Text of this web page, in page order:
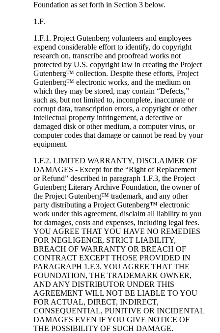
Foundation as set forth in Section 3 below.
1.F.
1.F.1. Project Gutenberg volunteers and employees
expend considerable effort to identify, do copyright
research on, transcribe and proofread works not
protected by U.S. copyright law in creating the Project
Gutenberg™ collection. Despite these efforts, Project
Gutenberg™ electronic works, and the medium on
which they may be stored, may contain “Defects,”
such as, but not limited to, incomplete, inaccurate or
corrupt data, transcription errors, a copyright or other
intellectual property infringement, a defective or
damaged disk or other medium, a computer virus, or
computer codes that damage or cannot be read by your
equipment.
1.F.2. LIMITED WARRANTY, DISCLAIMER OF
DAMAGES - Except for the “Right of Replacement
or Refund” described in paragraph 1.F.3, the Project
Gutenberg Literary Archive Foundation, the owner of
the Project Gutenberg™ trademark, and any other
party distributing a Project Gutenberg™ electronic
work under this agreement, disclaim all liability to you
for damages, costs and expenses, including legal fees.
YOU AGREE THAT YOU HAVE NO REMEDIES
FOR NEGLIGENCE, STRICT LIABILITY,
BREACH OF WARRANTY OR BREACH OF
CONTRACT EXCEPT THOSE PROVIDED IN
PARAGRAPH 1.F.3. YOU AGREE THAT THE
FOUNDATION, THE TRADEMARK OWNER,
AND ANY DISTRIBUTOR UNDER THIS
AGREEMENT WILL NOT BE LIABLE TO YOU
FOR ACTUAL, DIRECT, INDIRECT,
CONSEQUENTIAL, PUNITIVE OR INCIDENTAL
DAMAGES EVEN IF YOU GIVE NOTICE OF
THE POSSIBILITY OF SUCH DAMAGE.